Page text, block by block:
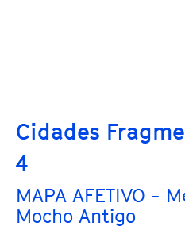
Cidades
4
MAPA AFETIVO -
Mocho Antigo